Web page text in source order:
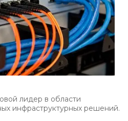
лидер в области
инфраструктурных решений.